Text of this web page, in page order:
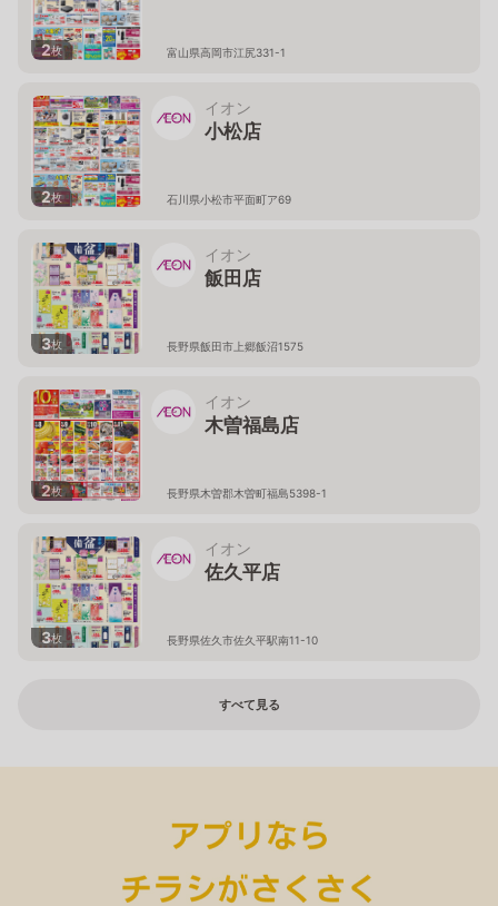
2枚 富山県高岡市江尻331-1
2枚
イオン
小松店
石川県小松市平面町ア69
3枚
イオン
飯田店
長野県飯田市上郷飯沼1575
2枚
イオン
木曽福島店
長野県木曽郡木曽町福島5398-1
3枚
イオン
佐久平店
長野県佐久市佐久平駅南11-10
すべて見る